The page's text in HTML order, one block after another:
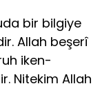
bir bilgiye
Al­lah beşerî
iken-
Nitekim Allah